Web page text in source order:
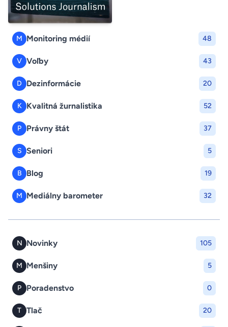
M Monitoring médií 48
V Voľby 43
D Dezinformácie 20
K Kvalitná žurnalistika 52
P Právny štát 37
S Seniori 5
B Blog 19
M Mediálny barometer 32
N Novinky 105
M Menšiny 5
P Poradenstvo 0
T Tlač 20